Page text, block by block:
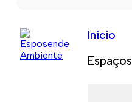
Início
Espaços